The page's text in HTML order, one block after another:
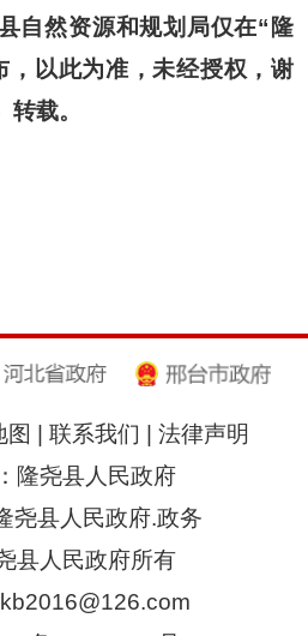
自然资源和规划局仅在“隆
，以此为准，未经授权，谢
载。
图 联系我们
法律声明
隆尧县人民政府
尧县人民政府.政务
县人民政府所有